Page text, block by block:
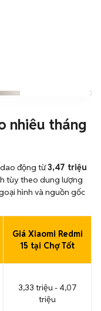
nhiêu tháng
động từ3,47 triệu
tùy theo dung lượng
hình và nguồn gốc
Giá Xiaomi Redmi
15 tại Chợ Tốt
3,33 triệu - 4,07
triệu